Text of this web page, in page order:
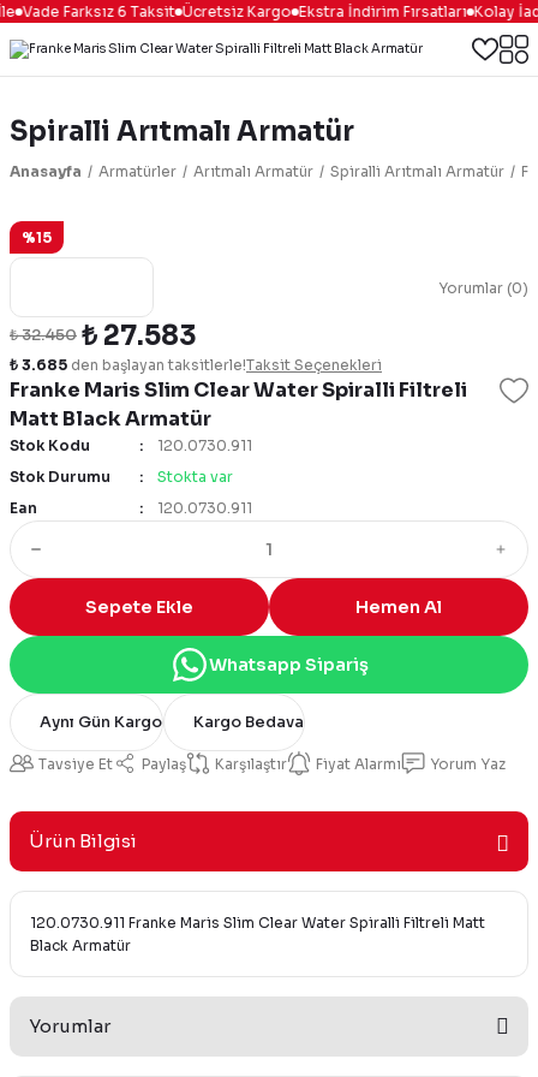
Vade Farksız 6 Taksit Ücretsiz Kargo Ekstra İndirim Fırsatları Kolay
Spiralli Arıtmalı Armatür
Anasayfa Armatürler Arıtmalı Armatür Spiralli Arıtmalı Armatür
%15
Yorumlar (0)
Franke Maris Slim Clear Water Spiralli Filtreli
Matt Black Armatür
₺ 32.450 ₺ 27.583
₺ 3.685 den başlayan taksitlerle!Taksit Seçenekleri
Stok Kodu
120.0730.911
Stok Durumu
Stokta var
Ean
120.0730.911
Sepete Ekle Hemen Al
Whatsapp Sipariş
Aynı Gün Kargo Kargo Bedava
Tavsiye Et Paylaş Karşılaştır Fiyat Alarmı Yorum Yaz
Ürün Bilgisi
120.0730.911 Franke Maris Slim Clear Water Spiralli Filtreli Matt
Black Armatür
Yorumlar